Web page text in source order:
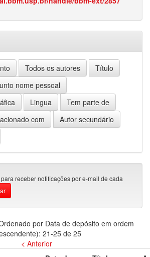
receber notificações por e-mail de cada
por Data de depósito em ordem
21-25 de 25
< Anterior